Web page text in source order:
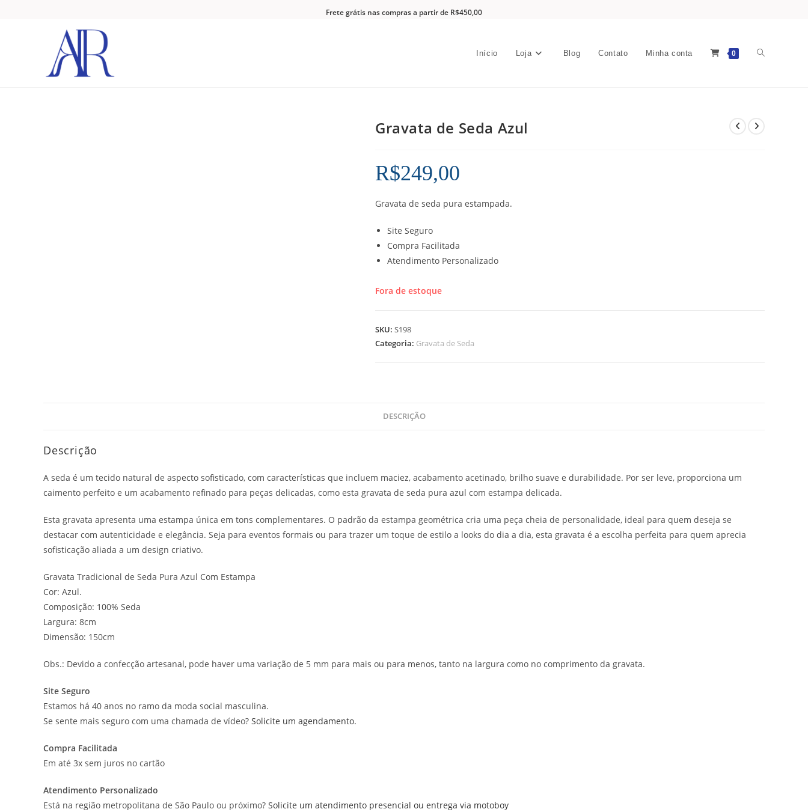
Frete grátis nas compras a partir de R$450,00
Início Loja Blog Contato Minha conta 0
Gravata de Seda Azul
R$249,00
Gravata de seda pura estampada.
Site Seguro
Compra Facilitada
Atendimento Personalizado
Fora de estoque
SKU: S198
Categoria: Gravata de Seda
DESCRIÇÃO
Descrição
A seda é um tecido natural de aspecto sofisticado, com características que incluem maciez, acabamento acetinado, brilho suave e durabilidade. Por ser leve, proporciona um
caimento perfeito e um acabamento refinado para peças delicadas, como esta gravata de seda pura azul com estampa delicada.
Esta gravata apresenta uma estampa única em tons complementares. O padrão da estampa geométrica cria uma peça cheia de personalidade, ideal para quem deseja se
destacar com autenticidade e elegância. Seja para eventos formais ou para trazer um toque de estilo a looks do dia a dia, esta gravata é a escolha perfeita para quem aprecia
sofisticação aliada a um design criativo.
Gravata Tradicional de Seda Pura Azul Com Estampa
Cor: Azul.
Composição: 100% Seda
Largura: 8cm
Dimensão: 150cm
Obs.: Devido a confecção artesanal, pode haver uma variação de 5 mm para mais ou para menos, tanto na largura como no comprimento da gravata.
Site Seguro
Estamos há 40 anos no ramo da moda social masculina.
Se sente mais seguro com uma chamada de vídeo? Solicite um agendamento.
Compra Facilitada
Em até 3x sem juros no cartão
Atendimento Personalizado
Está na região metropolitana de São Paulo ou próximo? Solicite um atendimento presencial ou entrega via motoboy